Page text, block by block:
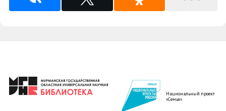
Национальный проект
«Семья»